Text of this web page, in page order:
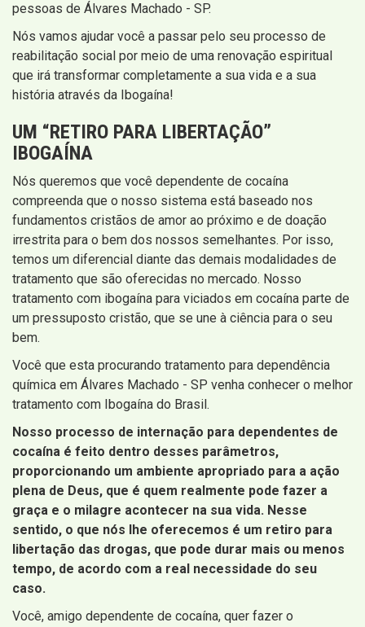
pessoas de Álvares Machado - SP.
Nós vamos ajudar você a passar pelo seu processo de
reabilitação social por meio de uma renovação espiritual
que irá transformar completamente a sua vida e a sua
história através da Ibogaína!
UM “RETIRO PARA LIBERTAÇÃO”
IBOGAÍNA
Nós queremos que você dependente de cocaína
compreenda que o nosso sistema está baseado nos
fundamentos cristãos de amor ao próximo e de doação
irrestrita para o bem dos nossos semelhantes. Por isso,
temos um diferencial diante das demais modalidades de
tratamento que são oferecidas no mercado. Nosso
tratamento com ibogaína para viciados em cocaína parte de
um pressuposto cristão, que se une à ciência para o seu
bem.
Você que esta procurando tratamento para dependência
química em Álvares Machado - SP venha conhecer o melhor
tratamento com Ibogaína do Brasil.
Nosso processo de internação para dependentes de
cocaína é feito dentro desses parâmetros,
proporcionando um ambiente apropriado para a ação
plena de Deus, que é quem realmente pode fazer a
graça e o milagre acontecer na sua vida. Nesse
sentido, o que nós lhe oferecemos é um retiro para
libertação das drogas, que pode durar mais ou menos
tempo, de acordo com a real necessidade do seu
caso.
Você, amigo dependente de cocaína, quer fazer o